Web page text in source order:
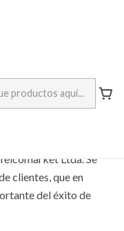
Ltda. Se
clientes, que en
del éxito de